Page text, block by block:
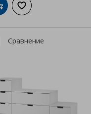
в кошницата
Добави към
Сравнение